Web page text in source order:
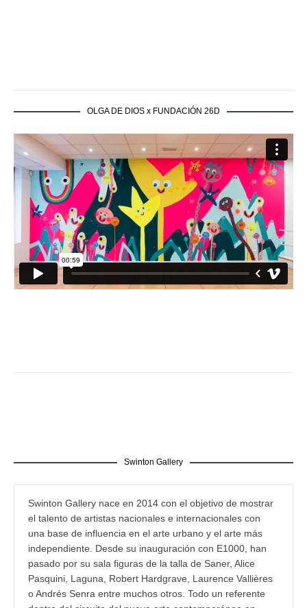
OLGA DE DIOS x FUNDACIÓN 26D
Swinton Gallery
Swinton Gallery nace en 2014 con el objetivo de mostrar
el talento de artistas nacionales e internacionales con
una base de influencia en el arte urbano y el arte más
independiente. Desde su inauguración con E1000, han
pasado por su sala figuras de la talla de Saner, Alice
Pasquini, Laguna, Robert Hardgrave, Laurence Vallières
o Andrés Senra entre muchos otros. Todo un referente